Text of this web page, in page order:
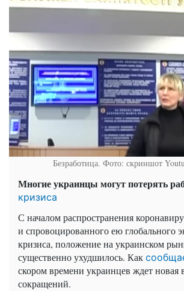
Безработица. Фото: скриншот
Многие украинцы могут потерять
кризиса
С началом распространения
и спровоцированного ею глобального
кризиса, положение на украинском
существенно ухудшилось. Как
скором времени украинцев ждет новая
сокращений.